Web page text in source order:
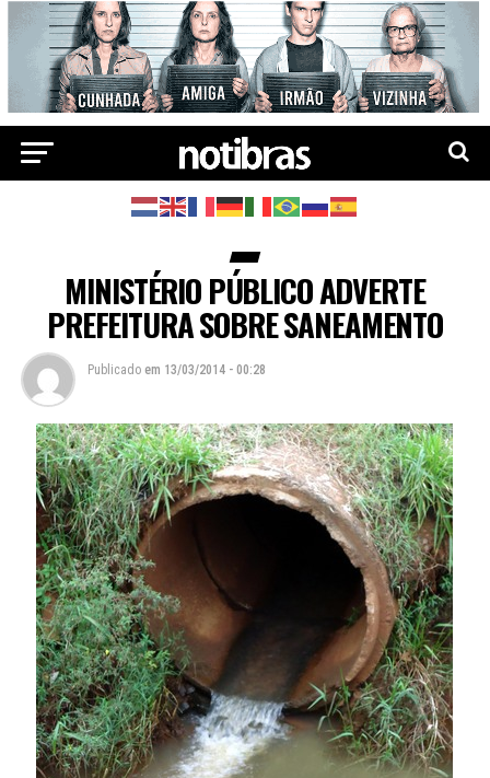
MINISTÉRIO PÚBLICO ADVERTE
PREFEITURA SOBRE SANEAMENTO
Publicado em 13/03/2014 - 00:28